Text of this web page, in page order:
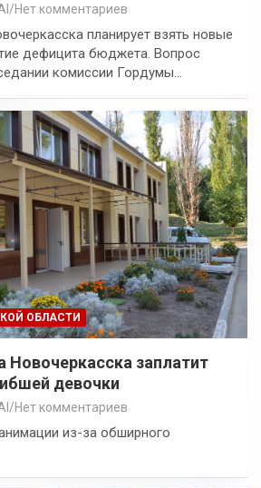
Нет комментариев
планирует взять новые
дефицита бюджета. Вопрос
комиссии Гордумы…
ОБЛАСТИ
Новочеркасска заплатит
девочки
Нет комментариев
из-за обширного